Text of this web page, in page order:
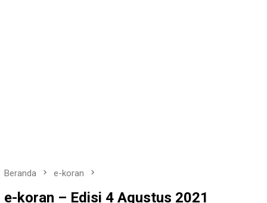
Beranda e-koran
e-koran – Edisi 4 Agustus 2021